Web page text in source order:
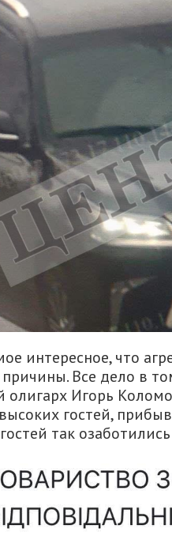
интересное, что
Все дело в
олигарх Игорь
высоких гостей,
гостей так